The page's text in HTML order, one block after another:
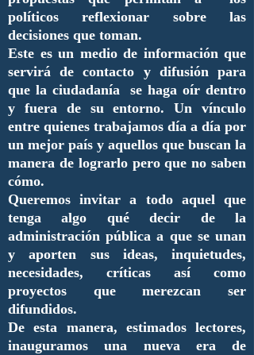
políticos reflexionar sobre las
decisiones que toman.
Este es un medio de información que
servirá de contacto y difusión para
que la ciudadanía se haga oír dentro
y fuera de su entorno. Un vínculo
entre quienes trabajamos día a día por
un mejor país y aquellos que buscan la
manera de lograrlo pero que no saben
cómo.
Queremos invitar a todo aquel que
tenga algo qué decir de la
administración pública a que se unan
y aporten sus ideas, inquietudes,
necesidades, críticas así como
proyectos que merezcan ser
difundidos.
De esta manera, estimados lectores,
inauguramos una nueva era de